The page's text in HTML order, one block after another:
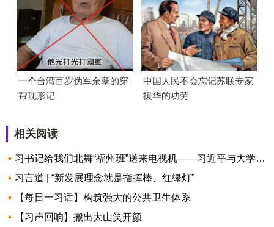
一个台湾百岁伪军余孽的穿
帮现形记
中国人民不会忘记苏联专家
援华的功劳
相关阅读
习书记给我们北舞“福州班”送来电视机——习近平与大学生朋友们
习言道 | “新发展理念就是指挥棒、红绿灯”
【每日一习话】构筑强大的公共卫生体系
【习声回响】搬出大山笑开颜